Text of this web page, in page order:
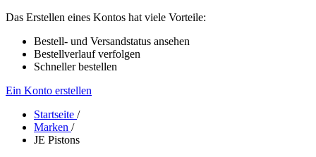
Das Erstellen eines Kontos hat viele Vorteile:
Bestell- und Versandstatus ansehen
Bestellverlauf verfolgen
Schneller bestellen
Ein Konto erstellen
Startseite /
Marken /
JE Pistons